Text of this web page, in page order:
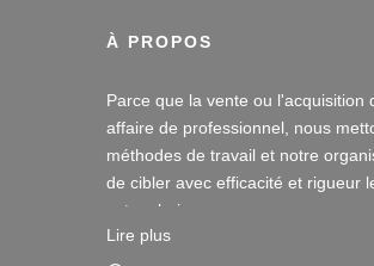
À PROPOS
Parce que la vente ou l'acquisition
affaire de professionnel, nous
méthodes de travail et notre
de cibler avec efficacité et rigueur
votre choix.
Lire plus